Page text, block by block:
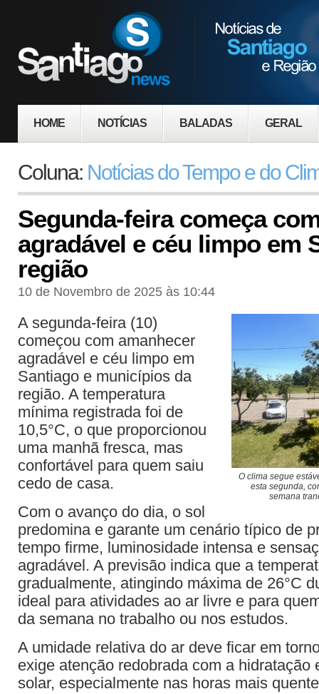
HOME NOTÍCIAS BALADAS GERAL
Coluna: Notícias do Tempo e do
Segunda-feira começa
agradável e céu limpo em
região
10 de Novembro de 2025 às 10:44
O clima segue
esta segunda,
semana
A segunda-feira (10)
começou com amanhecer
agradável e céu limpo em
Santiago e municípios da
região. A temperatura
mínima registrada foi de
10,5°C, o que proporcionou
uma manhã fresca, mas
confortável para quem saiu
cedo de casa.
Com o avanço do dia, o sol
predomina e garante um cenário típico de
tempo firme, luminosidade intensa e
agradável. A previsão indica que a
gradualmente, atingindo máxima de 26°C
ideal para atividades ao ar livre e para
da semana no trabalho ou nos estudos.
A umidade relativa do ar deve ficar em
exige atenção redobrada com a hidratação
solar, especialmente nas horas mais